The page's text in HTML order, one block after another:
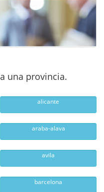
una provincia.
alicante
araba-alava
avila
barcelona